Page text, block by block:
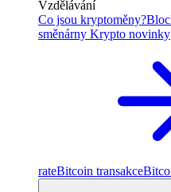
Vzdělávání
Co jsou kryptoměny?
směnárny Krypto novinky
rateBitcoin transakce